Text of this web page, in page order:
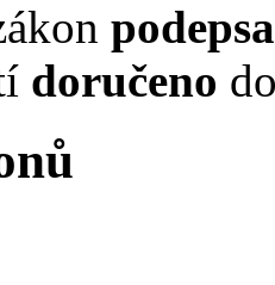
doručeno